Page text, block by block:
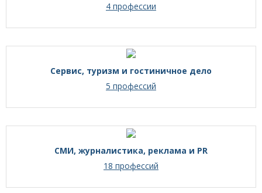
4 профессии
Сервис, туризм и гостиничное дело
5 профессий
СМИ, журналистика, реклама и PR
18 профессий